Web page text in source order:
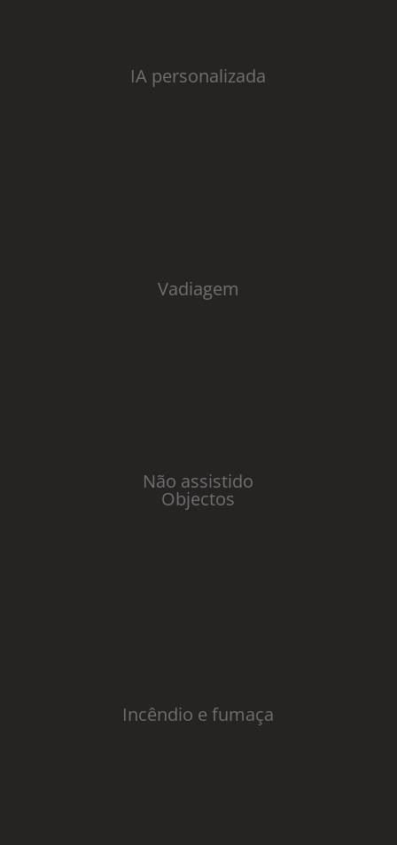
IA personalizada
Vadiagem
Não assistido
Objectos
Incêndio e fumaça​